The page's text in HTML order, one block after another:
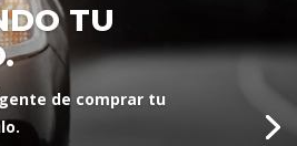
TU
de comprar tu